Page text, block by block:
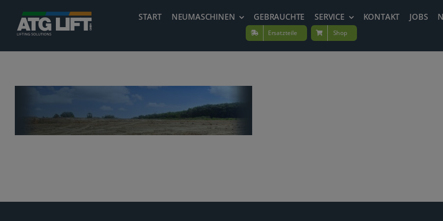
Inhalt
springen
START NEUMASCHINEN GEBRAUCHTE SERVICE KONTAKT JOBS
Ersatzteile Shop